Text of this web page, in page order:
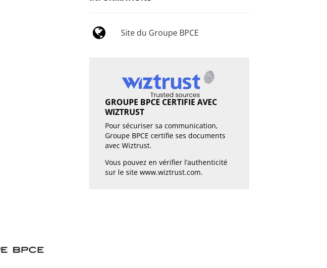
Site du Groupe BPCE
GROUPE BPCE CERTIFIE AVEC
WIZTRUST
Pour sécuriser sa communication,
Groupe BPCE certifie ses documents
avec Wiztrust.
Vous pouvez en vérifier l’authenticité
sur le site www.wiztrust.com.